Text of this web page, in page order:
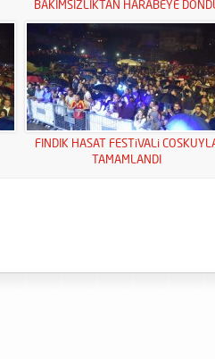
BAKIMSIZLIKTAN HARABEYE
FINDIK HASAT FESTiVALi
TAMAMLANDI